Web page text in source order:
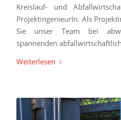
Kreislauf- und
ProjektingenieurIn. Als
Sie unser Team bei
spannenden
Weiterlesen